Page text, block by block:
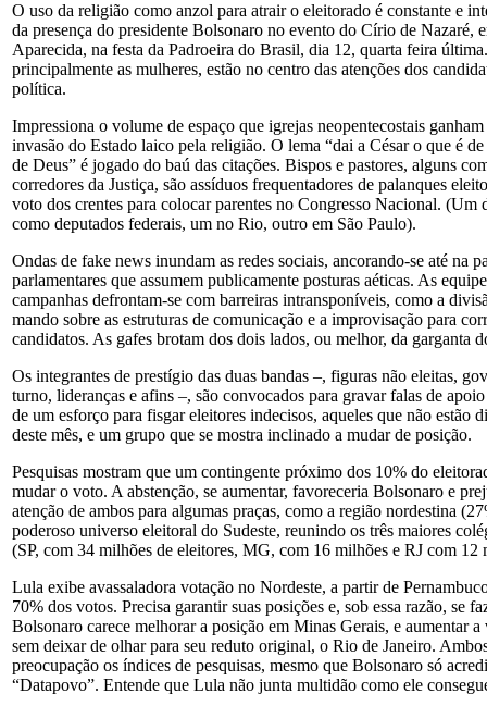
O uso da religião como anzol para atrair o eleitorado é constante e
da presença do presidente Bolsonaro no evento do Círio de Nazaré,
Aparecida, na festa da Padroeira do Brasil, dia 12, quarta feira
principalmente as mulheres, estão no centro das atenções dos
política.
Impressiona o volume de espaço que igrejas neopentecostais
invasão do Estado laico pela religião. O lema “dai a César o que é
de Deus” é jogado do baú das citações. Bispos e pastores, alguns
corredores da Justiça, são assíduos frequentadores de palanques
voto dos crentes para colocar parentes no Congresso Nacional. (Um
como deputados federais, um no Rio, outro em São Paulo).
Ondas de fake news inundam as redes sociais, ancorando-se até na
parlamentares que assumem publicamente posturas aéticas. As
campanhas defrontam-se com barreiras intransponíveis, como a
mando sobre as estruturas de comunicação e a improvisação para
candidatos. As gafes brotam dos dois lados, ou melhor, da garganta
Os integrantes de prestígio das duas bandas –, figuras não eleitas,
turno, lideranças e afins –, são convocados para gravar falas de
de um esforço para fisgar eleitores indecisos, aqueles que não estão
deste mês, e um grupo que se mostra inclinado a mudar de posição.
Pesquisas mostram que um contingente próximo dos 10% do
mudar o voto. A abstenção, se aumentar, favoreceria Bolsonaro e
atenção de ambos para algumas praças, como a região nordestina
poderoso universo eleitoral do Sudeste, reunindo os três maiores
(SP, com 34 milhões de eleitores, MG, com 16 milhões e RJ com 12
Lula exibe avassaladora votação no Nordeste, a partir de
70% dos votos. Precisa garantir suas posições e, sob essa razão, se
Bolsonaro carece melhorar a posição em Minas Gerais, e aumentar a
sem deixar de olhar para seu reduto original, o Rio de Janeiro.
preocupação os índices de pesquisas, mesmo que Bolsonaro só
“Datapovo”. Entende que Lula não junta multidão como ele